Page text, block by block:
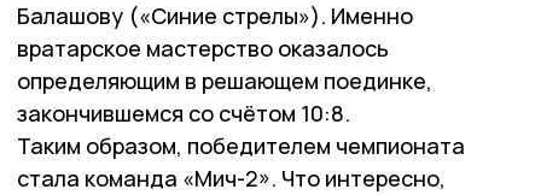
Балашову («Синие стрелы»). Именно
вратарское мастерство оказалось
определяющим в решающем поединке,
закончившемся со счётом 10:8.
Таким образом, победителем чемпионата
стала команда «Мич-2». Что интересно,